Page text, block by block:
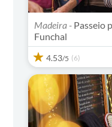
Madeira - Passeio
Funchal
4.53/5 (6)